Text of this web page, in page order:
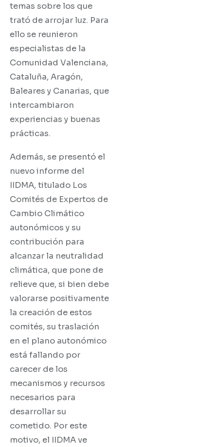
temas sobre los que
trató de arrojar luz. Para
ello se reunieron
especialistas de la
Comunidad Valenciana,
Cataluña, Aragón,
Baleares y Canarias, que
intercambiaron
experiencias y buenas
prácticas.
Además, se presentó el
nuevo informe del
IIDMA, titulado Los
Comités de Expertos de
Cambio Climático
autonómicos y su
contribución para
alcanzar la neutralidad
climática, que pone de
relieve que, si bien debe
valorarse positivamente
la creación de estos
comités, su traslación
en el plano autonómico
está fallando por
carecer de los
mecanismos y recursos
necesarios para
desarrollar su
cometido. Por este
motivo, el IIDMA ve